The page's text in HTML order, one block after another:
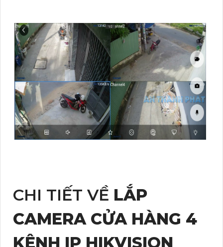
CHI TIẾT VỀ LẮP
CAMERA CỬA HÀNG 4
KÊNH IP HIKVISION